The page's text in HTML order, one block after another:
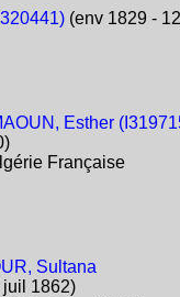
(env 1829 - 12
Esther
Française
Sultana
1862)